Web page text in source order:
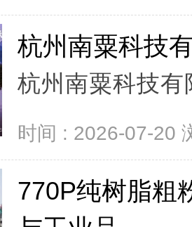
杭州南粟科技
杭州南粟科技有
时间 : 2026-07-20
770P纯树脂粗